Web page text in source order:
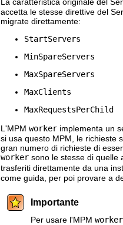
accetta le stesse direttive del
migrate direttamente:
StartServers
MinSpareServers
MaxSpareServers
MaxClients
MaxRequestsPerChild
L'MPM worker implementa un
si usa questo MPM, le richieste
gran numero di richieste di
worker sono le stesse di quelle
trasferiti direttamente da una
come guida, per poi provare a
Importante
Per usare l'MPM worker